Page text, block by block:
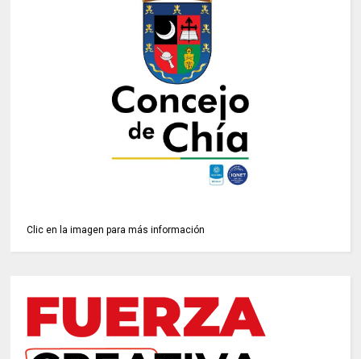
Clic en la imagen para más información